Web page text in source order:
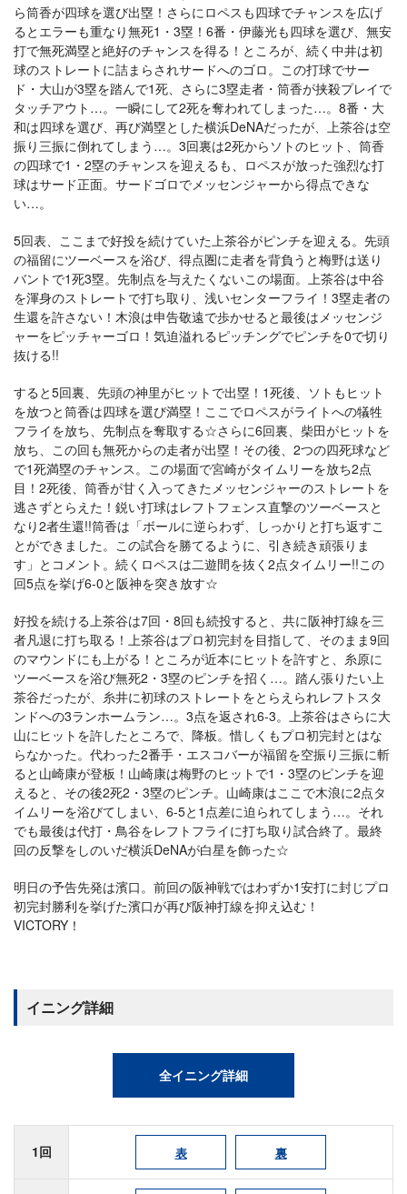
ら筒香が四球を選び出塁！さらにロペスも四球でチャンスを広げ
るとエラーも重なり無死1・3塁！6番・伊藤光も四球を選び、無安
打で無死満塁と絶好のチャンスを得る！ところが、続く中井は初
球のストレートに詰まらされサードへのゴロ。この打球でサー
ド・大山が3塁を踏んで1死、さらに3塁走者・筒香が挟殺プレイで
タッチアウト…。一瞬にして2死を奪われてしまった…。8番・大
和は四球を選び、再び満塁とした横浜DeNAだったが、上茶谷は空
振り三振に倒れてしまう…。3回裏は2死からソトのヒット、筒香
の四球で1・2塁のチャンスを迎えるも、ロペスが放った強烈な打
球はサード正面。サードゴロでメッセンジャーから得点できな
い…。
5回表、ここまで好投を続けていた上茶谷がピンチを迎える。先頭
の福留にツーベースを浴び、得点圏に走者を背負うと梅野は送り
バントで1死3塁。先制点を与えたくないこの場面。上茶谷は中谷
を渾身のストレートで打ち取り、浅いセンターフライ！3塁走者の
生還を許さない！木浪は申告敬遠で歩かせると最後はメッセンジ
ャーをピッチャーゴロ！気迫溢れるピッチングでピンチを0で切り
抜ける!!
すると5回裏、先頭の神里がヒットで出塁！1死後、ソトもヒット
を放つと筒香は四球を選び満塁！ここでロペスがライトへの犠牲
フライを放ち、先制点を奪取する☆さらに6回裏、柴田がヒットを
放ち、この回も無死からの走者が出塁！その後、2つの四死球など
で1死満塁のチャンス。この場面で宮崎がタイムリーを放ち2点
目！2死後、筒香が甘く入ってきたメッセンジャーのストレートを
逃さずとらえた！鋭い打球はレフトフェンス直撃のツーベースと
なり2者生還!!筒香は「ボールに逆らわず、しっかりと打ち返すこ
とができました。この試合を勝てるように、引き続き頑張りま
す」とコメント。続くロペスは二遊間を抜く2点タイムリー!!この
回5点を挙げ6-0と阪神を突き放す☆
好投を続ける上茶谷は7回・8回も続投すると、共に阪神打線を三
者凡退に打ち取る！上茶谷はプロ初完封を目指して、そのまま9回
のマウンドにも上がる！ところが近本にヒットを許すと、糸原に
ツーベースを浴び無死2・3塁のピンチを招く…。踏ん張りたい上
茶谷だったが、糸井に初球のストレートをとらえられレフトスタ
ンドへの3ランホームラン…。3点を返され6-3。上茶谷はさらに大
山にヒットを許したところで、降板。惜しくもプロ初完封とはな
らなかった。代わった2番手・エスコバーが福留を空振り三振に斬
ると山崎康が登板！山崎康は梅野のヒットで1・3塁のピンチを迎
えると、その後2死2・3塁のピンチ。山崎康はここで木浪に2点タ
イムリーを浴びてしまい、6-5と1点差に迫られてしまう…。それ
でも最後は代打・鳥谷をレフトフライに打ち取り試合終了。最終
回の反撃をしのいだ横浜DeNAが白星を飾った☆
明日の予告先発は濱口。前回の阪神戦ではわずか1安打に封じプロ
初完封勝利を挙げた濱口が再び阪神打線を抑え込む！
VICTORY！
イニング詳細
全イニング詳細
1回 表 裏